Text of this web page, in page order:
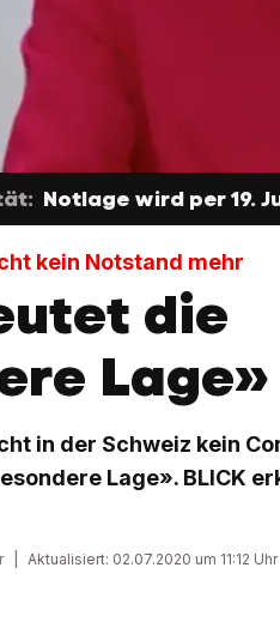
Notlage wird per 19.
kein Notstand mehr
die
Lage»
in der Schweiz kein
Lage». BLICK
Aktualisiert: 02.07.2020 um 11:12 Uhr